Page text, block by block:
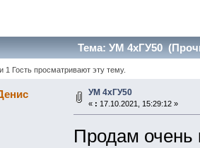
Тема: УМ 4хГУ50
1 Гость просматривают эту тему.
УМ 4хГУ50
« : 17.10.2021, 15:29:12 »
Продам очень